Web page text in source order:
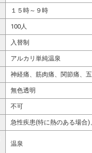
１５時～９時
100人
入替制
アルカリ単純温泉
神経痛、筋肉痛、関節痛、
無色透明
不可
急性疾患(特に熱のある場合
温泉